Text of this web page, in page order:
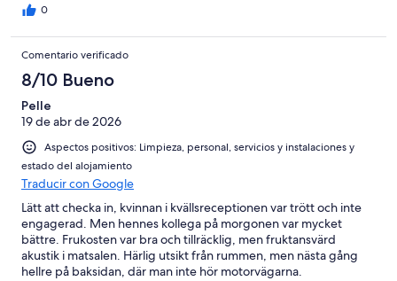
0
Comentario verificado
8/10 Bueno
Pelle
19 de abr de 2026
Aspectos positivos: Limpieza, personal, servicios y instalaciones y
estado del alojamiento
Traducir con Google
Lätt att checka in, kvinnan i kvällsreceptionen var trött och inte
engagerad. Men hennes kollega på morgonen var mycket
bättre. Frukosten var bra och tillräcklig, men fruktansvärd
akustik i matsalen. Härlig utsikt från rummen, men nästa gång
hellre på baksidan, där man inte hör motorvägarna.